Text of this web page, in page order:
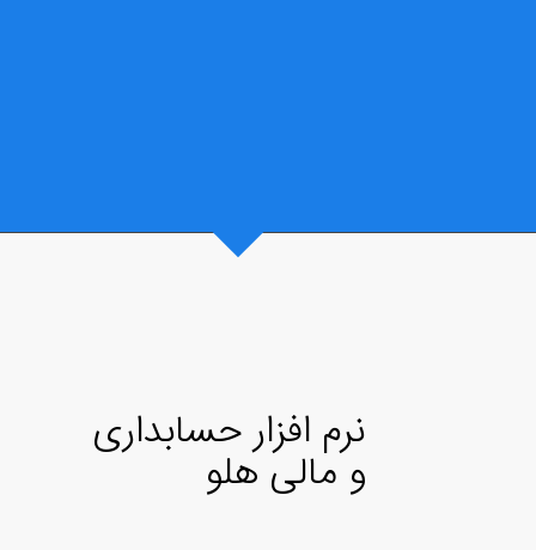
نرم افزار حسابداری
و مالی هلو